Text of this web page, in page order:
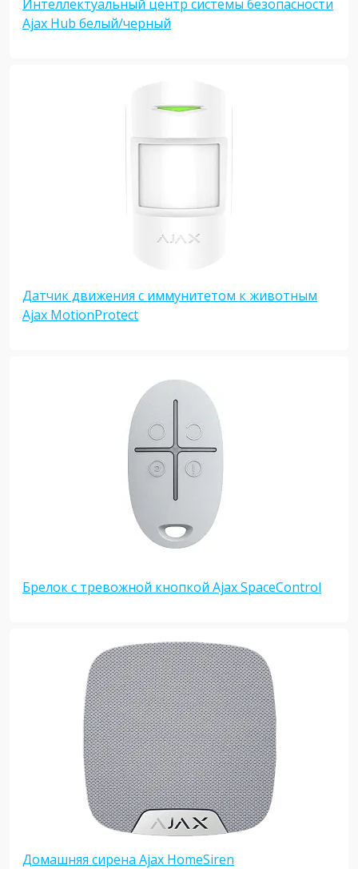
Интеллектуальный центр системы безопасности
Ajax Hub белый/черный
Датчик движения с иммунитетом к животным
Ajax MotionProtect
Брелок с тревожной кнопкой Ajax SpaceControl
Домашняя сирена Ajax HomeSiren